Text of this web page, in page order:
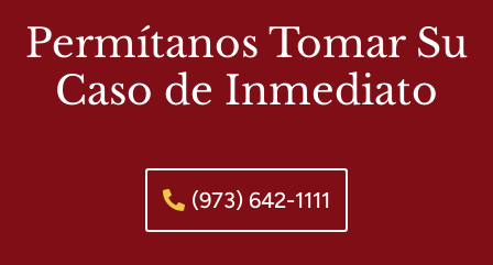
Permítanos Tomar Su
Caso de Inmediato
(973) 642-1111